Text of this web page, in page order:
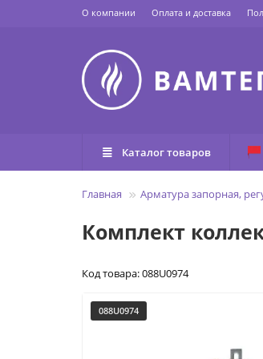
О компании Оплата и доставка
Каталог товаров
Главная Арматура запорная,
Комплект
Код товара: 088U0974
088U0974